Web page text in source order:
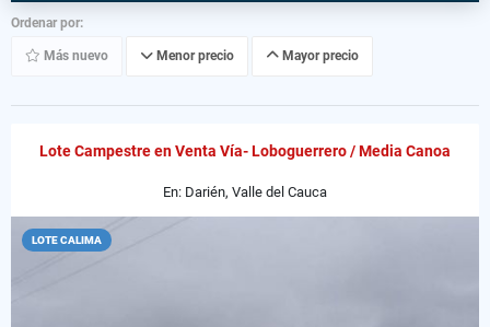
Ordenar por:
Más nuevo Menor precio Mayor precio
Lote Campestre en Venta Vía- Loboguerrero / Media Canoa
En: Darién, Valle del Cauca
LOTE CALIMA